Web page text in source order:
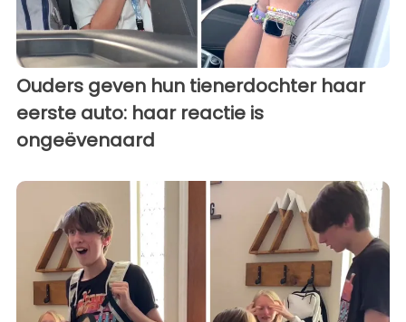
Ouders geven hun tienerdochter haar
eerste auto: haar reactie is
ongeëvenaard